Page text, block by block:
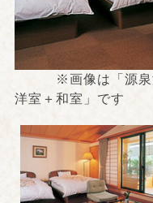
※画像は「源泉温
洋室＋和室」です